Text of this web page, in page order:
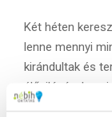
Két héten
lenne mennyi
kirándultak és
élővilágával,
részt vettek a